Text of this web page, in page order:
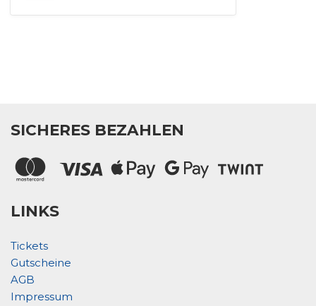
SICHERES BEZAHLEN
LINKS
Tickets
Gutscheine
AGB
Impressum